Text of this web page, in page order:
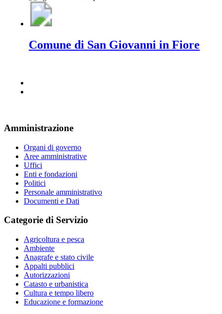
Comune di San Giovanni in Fiore
Amministrazione
Organi di governo
Aree amministrative
Uffici
Enti e fondazioni
Politici
Personale amministrativo
Documenti e Dati
Categorie di Servizio
Agricoltura e pesca
Ambiente
Anagrafe e stato civile
Appalti pubblici
Autorizzazioni
Catasto e urbanistica
Cultura e tempo libero
Educazione e formazione